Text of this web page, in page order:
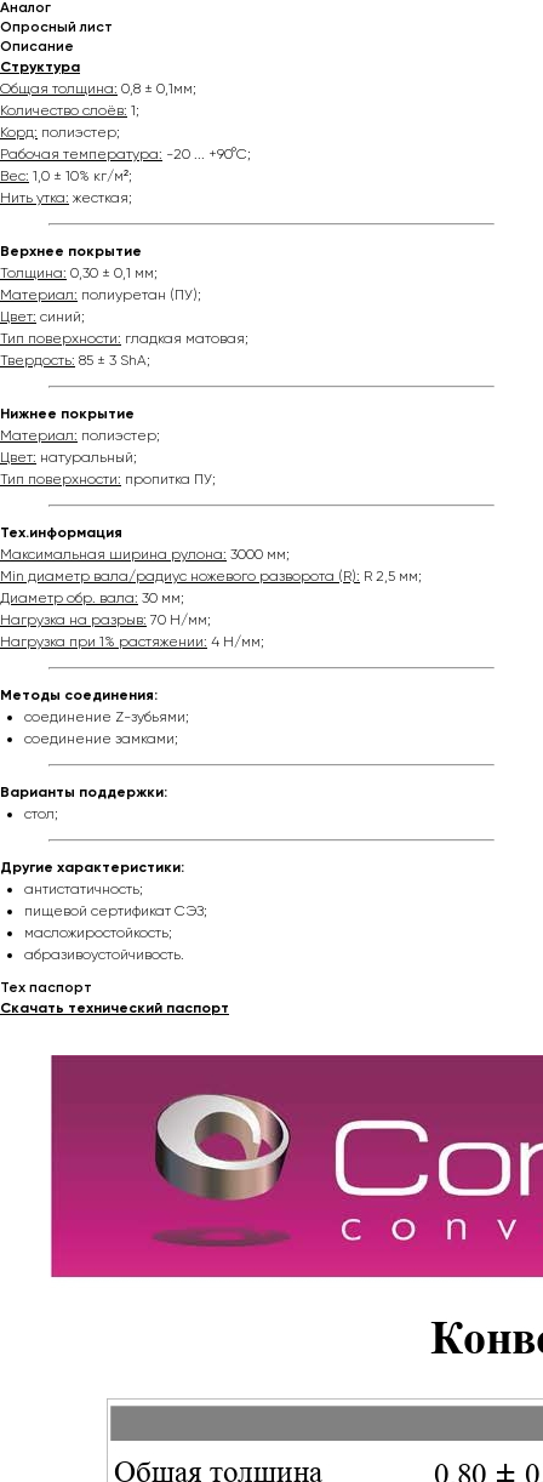
Аналог
Опросный лист
Описание
Структура
Общая толщина: 0,8 ± 0,1мм;
Количество слоёв: 1;
Корд: полиэстер;
Рабочая температура: -20 ... +90°С;
Вес: 1,0 ± 10% кг/м²;
Нить утка: жесткая;
Верхнее покрытие
Толщина: 0,30 ± 0,1 мм;
Материал: полиуретан (ПУ);
Цвет: синий;
Тип поверхности: гладкая матовая;
Твердость: 85 ± 3 ShA;
Нижнее покрытие
Материал: полиэстер;
Цвет: натуральный;
Тип поверхности: пропитка ПУ;
Тех.информация
Максимальная ширина рулона: 3000 мм;
Min диаметр вала/радиус ножевого разворота (R): R 2,5 мм;
Диаметр обр. вала: 30 мм;
Нагрузка на разрыв: 70 Н/мм;
Нагрузка при 1% растяжении: 4 Н/мм;
Методы соединения:
соединение Z-зубьями;
соединение замками;
Варианты поддержки:
стол;
Другие характеристики:
антистатичность;
пищевой сертификат СЭЗ;
масложиростойкость;
абразивоустойчивость.
Тех паспорт
Скачать технический паспорт